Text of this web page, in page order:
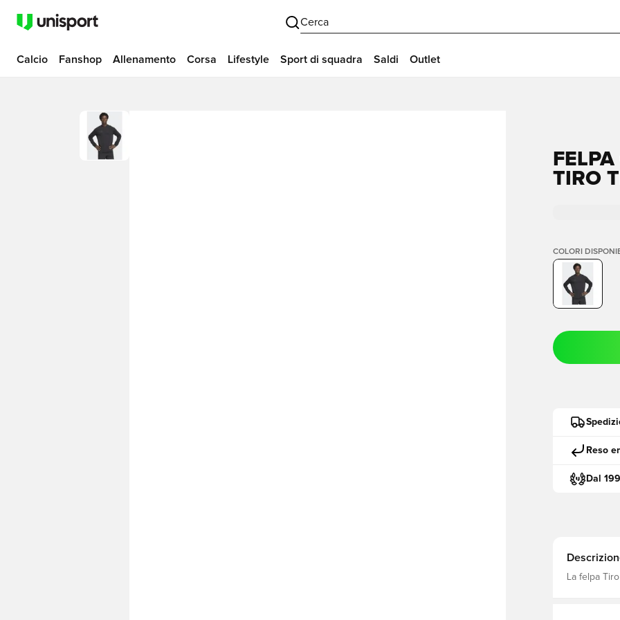
Cerca
Calcio Fanshop Allenamento Corsa Lifestyle Sport di squadra Saldi Outlet
TIRO
COLORI
Reso
Dal
La felpa